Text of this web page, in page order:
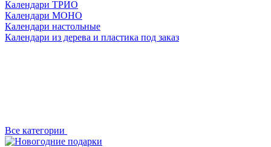
Календари ТРИО
Календари МОНО
Календари настольные
Календари из дерева и пластика под заказ
Все категории